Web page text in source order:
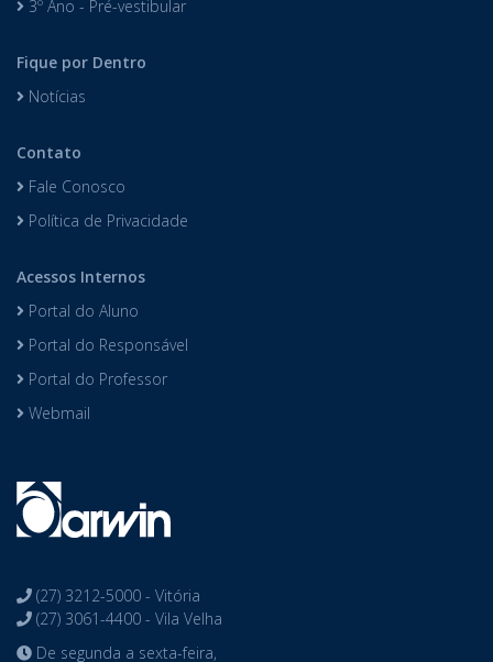
3º Ano - Pré-vestibular
Fique por Dentro
Notícias
Contato
Fale Conosco
Política de Privacidade
Acessos Internos
Portal do Aluno
Portal do Responsável
Portal do Professor
Webmail
(27) 3212-5000 - Vitória
(27) 3061-4400 - Vila Velha
De segunda a sexta-feira,